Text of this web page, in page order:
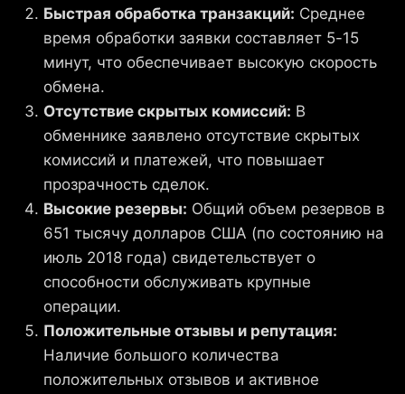
Быстрая обработка транзакций: Среднее
время обработки заявки составляет 5-15
минут, что обеспечивает высокую скорость
обмена.
Отсутствие скрытых комиссий: В
обменнике заявлено отсутствие скрытых
комиссий и платежей, что повышает
прозрачность сделок.
Высокие резервы: Общий объем резервов в
651 тысячу долларов США (по состоянию на
июль 2018 года) свидетельствует о
способности обслуживать крупные
операции.
Положительные отзывы и репутация:
Наличие большого количества
положительных отзывов и активное